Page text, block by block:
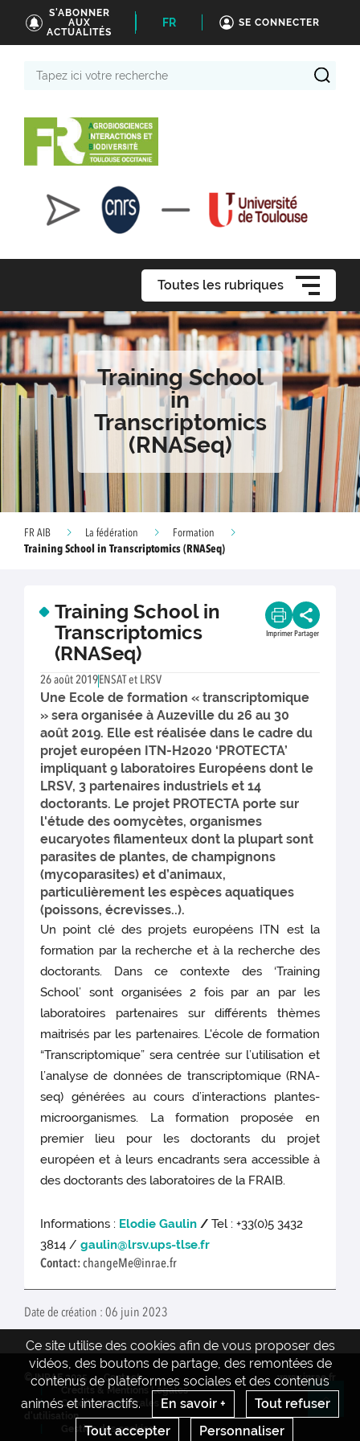
S'ABONNER
AUX
ACTUALITÉS
FR SE CONNECTER
Toutes les rubriques
Training School
in
Transcriptomics
(RNASeq)
FR AIB La fédération
Formation
Training School in Transcriptomics (RNASeq)
Training School in
Transcriptomics
(RNASeq)
Imprimer Partager
26 août 2019ENSAT et LRSV
Une Ecole de formation « transcriptomique
» sera organisée à Auzeville du 26 au 30
août 2019. Elle est réalisée dans le cadre du
projet européen ITN-H2020 ‘PROTECTA’
impliquant 9 laboratoires Européens dont le
LRSV, 3 partenaires industriels et 14
doctorants. Le projet PROTECTA porte sur
l'étude des oomycètes, organismes
eucaryotes filamenteux dont la plupart sont
parasites de plantes, de champignons
(mycoparasites) et d’animaux,
particulièrement les espèces aquatiques
(poissons, écrevisses..).
Un point clé des projets européens ITN est la
formation par la recherche et à la recherche des
doctorants. Dans ce contexte des ‘Training
School’ sont organisées 2 fois par an par les
laboratoires partenaires sur différents thèmes
maitrisés par les partenaires. L'école de formation
“Transcriptomique” sera centrée sur l’utilisation et
l’analyse de données de transcriptomique (RNA-
seq) générées au cours d’interactions plantes-
microorganismes. La formation proposée en
premier lieu pour les doctorants du projet
européen et à leurs encadrants sera accessible à
des doctorants des laboratoires de la FRAIB.
Informations : Elodie Gaulin /Tel : +33(0)5 3432
3814 /gaulin@lrsv.ups-tlse.fr
Contact:changeMe@inrae.fr
Date de création : 06 juin 2023
Ce site utilise des cookies afin de vous proposer des
vidéos, des boutons de partage, des remontées de
contenus de plateformes sociales et des contenus
animés et interactifs.
En savoir +
Tout refuser
Tout accepter
Personnaliser
© INRAE 2025
Contact
Crédits & Mentions Légales
Conditions générales
d'utilisation
Gestion des cookies
www.inrae.fr